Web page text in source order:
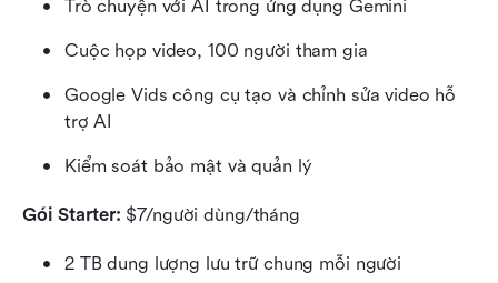
Trò chuyện với AI trong ứng dụng Gemini
Cuộc họp video, 100 người tham gia
Google Vids công cụ tạo và chỉnh sửa video hỗ
trợ AI
Kiểm soát bảo mật và quản lý
Gói Starter: $7/người dùng/tháng
2 TB dung lượng lưu trữ chung mỗi người